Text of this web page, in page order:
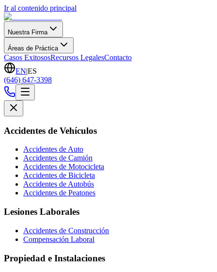
Ir al contenido principal
Nuestra Firma
Áreas de Práctica
Casos ExitososRecursos LegalesContacto
EN|ES
(646) 647-3398
Accidentes de Vehículos
Accidentes de Auto
Accidentes de Camión
Accidentes de Motocicleta
Accidentes de Bicicleta
Accidentes de Autobús
Accidentes de Peatones
Lesiones Laborales
Accidentes de Construcción
Compensación Laboral
Propiedad e Instalaciones